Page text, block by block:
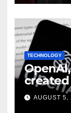
TECHNOLOGY
during
Report
AUGUST 5,